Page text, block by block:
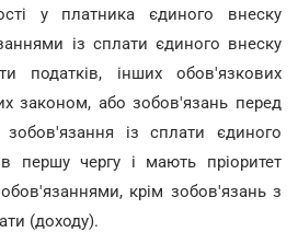
у платника єдиного внеску
із сплати єдиного внеску
податків, інших обов'язкових
законом, або зобов'язань перед
із сплати єдиного
першу чергу і мають пріоритет
крім зобов'язань з
(доходу).